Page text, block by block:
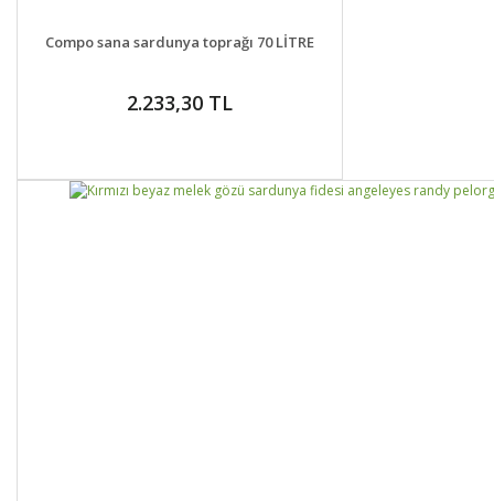
GELİNCE HABER VER
Compo sana sardunya toprağı 70 LİTRE
2.233,30 TL